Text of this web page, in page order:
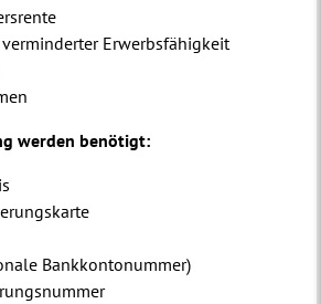
Erwerbsfähigkeit
werden benötigt:
Bankkontonummer)